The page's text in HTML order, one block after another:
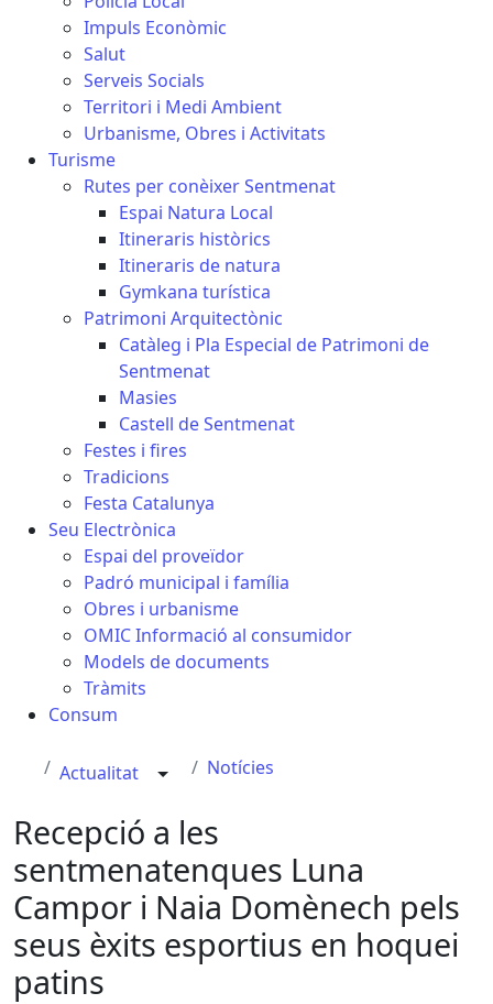
Impuls Econòmic
Salut
Serveis Socials
Territori i Medi Ambient
Urbanisme, Obres i Activitats
Turisme
Rutes per conèixer Sentmenat
Espai Natura Local
Itineraris històrics
Itineraris de natura
Gymkana turística
Patrimoni Arquitectònic
Catàleg i Pla Especial de Patrimoni de
Sentmenat
Masies
Castell de Sentmenat
Festes i fires
Tradicions
Festa Catalunya
Seu Electrònica
Espai del proveïdor
Padró municipal i família
Obres i urbanisme
OMIC Informació al consumidor
Models de documents
Tràmits
Consum
Actualitat Notícies
Recepció a les
sentmenatenques Luna
Campor i Naia Domènech pels
seus èxits esportius en hoquei
patins